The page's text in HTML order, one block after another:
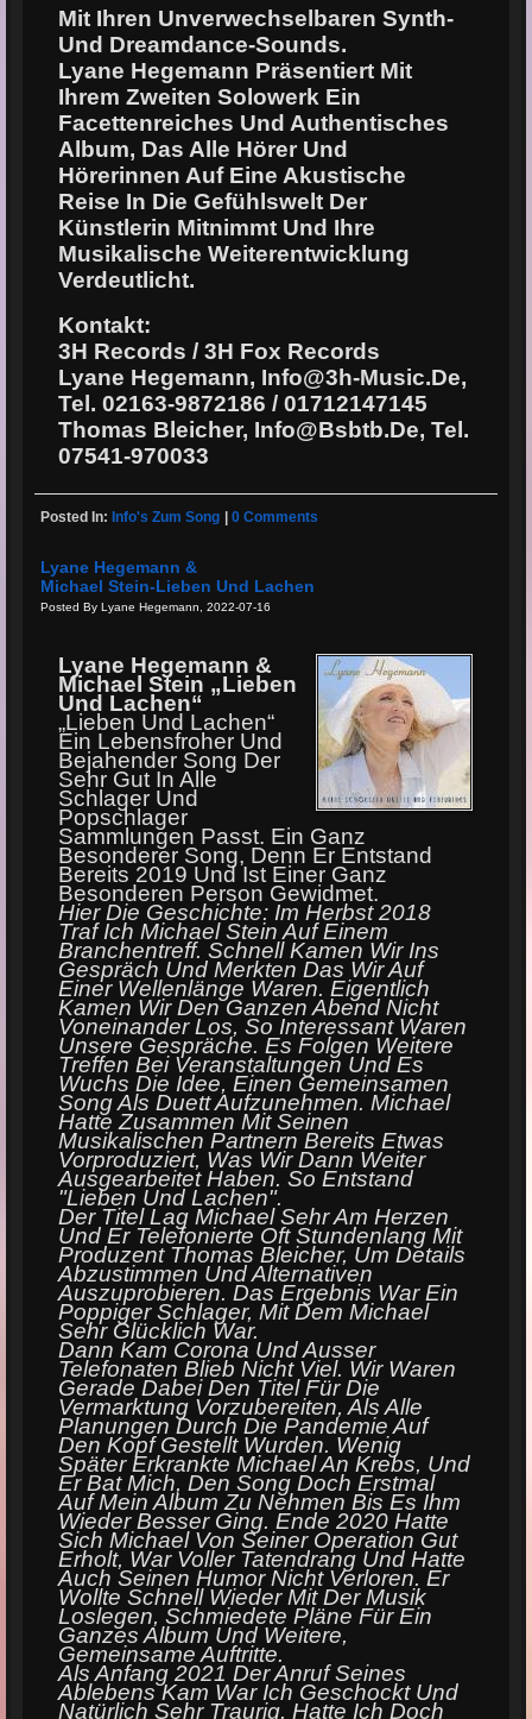
Mit Ihren Unverwechselbaren Synth-
Und Dreamdance-Sounds.
Lyane Hegemann Präsentiert Mit
Ihrem Zweiten Solowerk Ein
Facettenreiches Und Authentisches
Album, Das Alle Hörer Und
Hörerinnen Auf Eine Akustische
Reise In Die Gefühlswelt Der
Künstlerin Mitnimmt Und Ihre
Musikalische Weiterentwicklung
Verdeutlicht.
Kontakt:
3H Records / 3H Fox Records
Lyane Hegemann, Info@3h-Music.de,
Tel. 02163-9872186 / 01712147145
Thomas Bleicher, Info@bsbtb.de, Tel.
07541-970033
Posted In: Info's Zum Song |0 Comments
Lyane Hegemann &
Michael Stein-Lieben Und Lachen
Posted By Lyane Hegemann, 2022-07-16
Lyane Hegemann &
Michael Stein „Lieben
Und Lachen“
„Lieben Und Lachen“
Ein Lebensfroher Und
Bejahender Song Der
Sehr Gut In Alle
Schlager Und
Popschlager
Sammlungen Passt. Ein Ganz
Besonderer Song, Denn Er Entstand
Bereits 2019 Und Ist Einer Ganz
Besonderen Person Gewidmet.
Hier Die Geschichte: Im Herbst 2018
Traf Ich Michael Stein Auf Einem
Branchentreff. Schnell Kamen Wir Ins
GesprÄCh Und Merkten Das Wir Auf
Einer WellenlÄNge Waren. Eigentlich
Kamen Wir Den Ganzen Abend Nicht
Voneinander Los, So Interessant Waren
Unsere GesprÄChe. Es Folgen Weitere
Treffen Bei Veranstaltungen Und Es
Wuchs Die Idee, Einen Gemeinsamen
Song Als Duett Aufzunehmen. Michael
Hatte Zusammen Mit Seinen
Musikalischen Partnern Bereits Etwas
Vorproduziert, Was Wir Dann Weiter
Ausgearbeitet Haben. So Entstand
"Lieben Und Lachen".
Der Titel Lag Michael Sehr Am Herzen
Und Er Telefonierte Oft Stundenlang Mit
Produzent Thomas Bleicher, Um Details
Abzustimmen Und Alternativen
Auszuprobieren. Das Ergebnis War Ein
Poppiger Schlager, Mit Dem Michael
Sehr GlÜCklich War.
Dann Kam Corona Und Ausser
Telefonaten Blieb Nicht Viel. Wir Waren
Gerade Dabei Den Titel FÜR Die
Vermarktung Vorzubereiten, Als Alle
Planungen Durch Die Pandemie Auf
Den Kopf Gestellt Wurden. Wenig
SpÄTer Erkrankte Michael An Krebs, Und
Er Bat Mich, Den Song Doch Erstmal
Auf Mein Album Zu Nehmen Bis Es Ihm
Wieder Besser Ging. Ende 2020 Hatte
Sich Michael Von Seiner Operation Gut
Erholt, War Voller Tatendrang Und Hatte
Auch Seinen Humor Nicht Verloren. Er
Wollte Schnell Wieder Mit Der Musik
Loslegen, Schmiedete PlÄNe FÜR Ein
Ganzes Album Und Weitere,
Gemeinsame Auftritte.
Als Anfang 2021 Der Anruf Seines
Ablebens Kam War Ich Geschockt Und
NatÜRlich Sehr Traurig. Hatte Ich Doch